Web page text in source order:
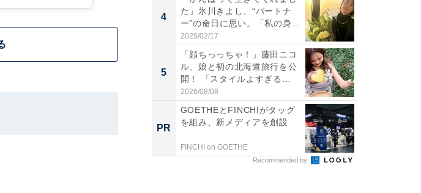
4
た」氷川きよし、“パートナ
ー”の命日に思い。「私の身
体...
2025/02/17
5
「顔ちっっちゃ！」藤田ニコ
ル、娘と初の北海道旅行を公
開！ 「スタイルよすぎる
よ〜...
2026/08/08
PR
GOETHEとFINCHIがタッグ
を組み、新メディアを創設
FINCHI on GOETHE
Recommended by